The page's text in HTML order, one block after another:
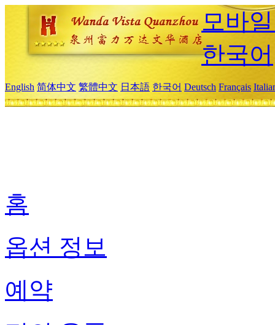
모바
한국어
English 简体中文 繁體中文 日本語 한국어 Deutsch Français
홈
옵션 정보
예약